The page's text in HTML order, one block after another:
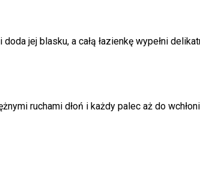
jej blasku, a całą łazienkę wypełni
ruchami dłoń i każdy palec aż do